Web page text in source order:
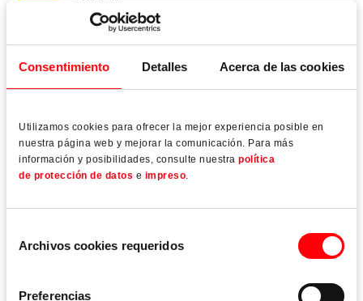
Consentimiento Detalles Acerca de las cookies
Utilizamos cookies para ofrecer la mejor experiencia posible en
nuestra página web y mejorar la comunicación. Para más
información y posibilidades, consulte nuestra política
de protección de datos e impreso
deArchivos cookies requeridos
Preferencias
Українська
Schweiz
Nederland
English